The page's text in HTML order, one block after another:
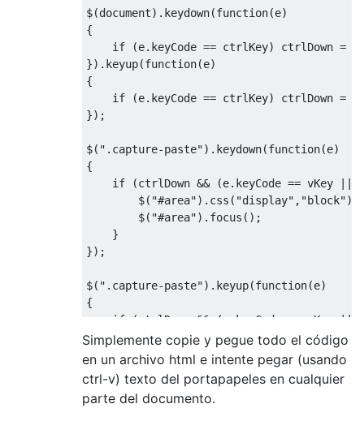
$(document). keydown(function(e)
{
if
(e. keyCode == ctrlKey) ctrlDown =
}). keyup(function(e)
{
if
(e. keyCode == ctrlKey) ctrlDown =
});
$( ".capture-paste"). keydown(function(e)
{
if
(ctrlDown && (e. keyCode == vKey ||
        $
( "#area"). css ( "display" , "block");
        $
( "#area"). focus ();
}
});
$( ".capture-paste"). keyup(function(e)
{
if
( ctrlDown && ( keyCode vKey ||
        $
("#area").blur();
//do your sanitation check or
        $
). text $(
        $
("#area").val("");
        $
("#area").css
Simplemente copie y pegue todo el código
en un archivo html e intente pegar (usando
ctrl-v) texto del portapapeles en cualquier
parte del documento.